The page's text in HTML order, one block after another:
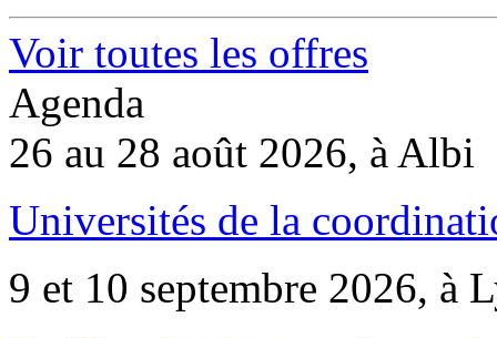
Voir toutes les offres
Agenda
26 au 28 août 2026, à Albi
Universités de la
9 et 10 septembre 2026, à